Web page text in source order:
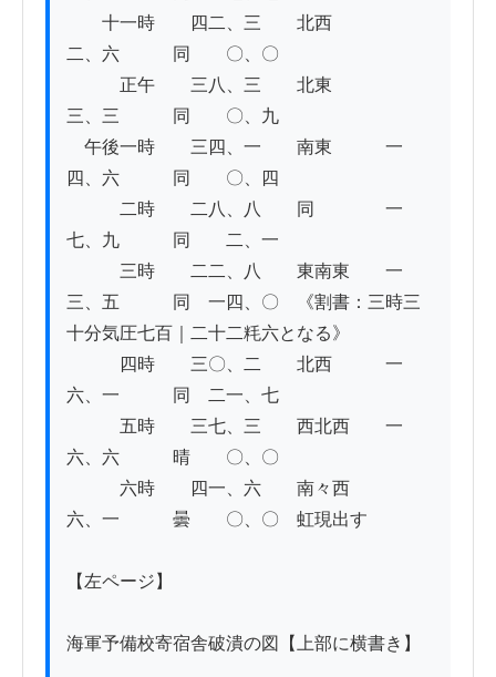
十一時　　四二、三　　北西
二、六　　　同　　〇、〇
正午　　三八、三　　北東
三、三　　　同　　〇、九
午後一時　　三四、一　　南東　　　一
四、六　　　同　　〇、四
二時　　二八、八　　同　　　　一
七、九　　　同　　二、一
三時　　二二、八　　東南東　　一
三、五　　　同　一四、〇　《割書：三時三
十分気圧七百｜二十二粍六となる》
四時　　三〇、二　　北西　　　一
六、一　　　同　二一、七
五時　　三七、三　　西北西　　一
六、六　　　晴　　〇、〇
六時　　四一、六　　南々西
六、一　　　曇　　〇、〇　虹現出す
【左ページ】
海軍予備校寄宿舎破潰の図【上部に横書き】